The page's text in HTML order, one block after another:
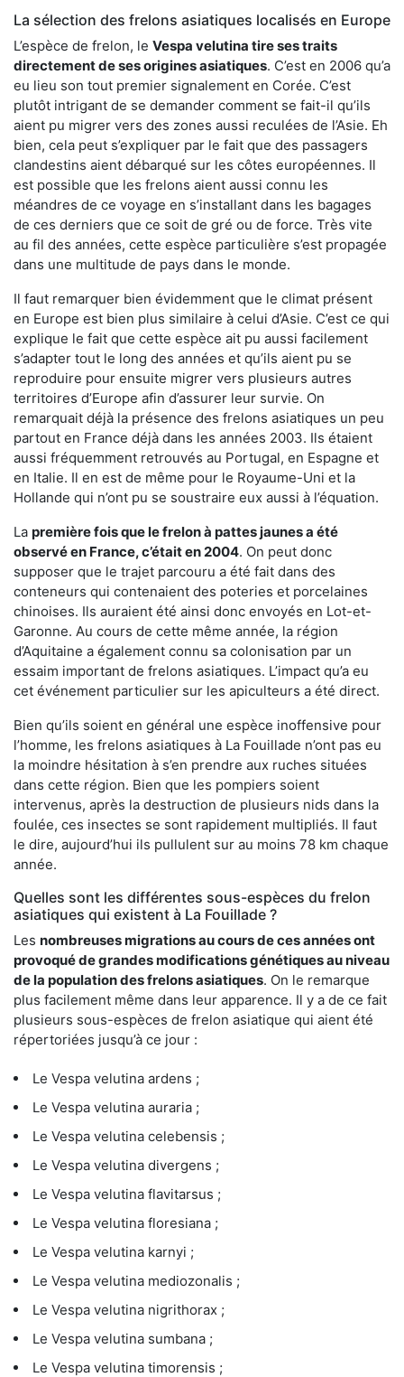
La sélection des frelons asiatiques localisés en Europe
L’espèce de frelon, le Vespa velutina tire ses traits
directement de ses origines asiatiques. C’est en 2006 qu’a
eu lieu son tout premier signalement en Corée. C’est
plutôt intrigant de se demander comment se fait-il qu’ils
aient pu migrer vers des zones aussi reculées de l’Asie. Eh
bien, cela peut s’expliquer par le fait que des passagers
clandestins aient débarqué sur les côtes européennes. Il
est possible que les frelons aient aussi connu les
méandres de ce voyage en s’installant dans les bagages
de ces derniers que ce soit de gré ou de force. Très vite
au fil des années, cette espèce particulière s’est propagée
dans une multitude de pays dans le monde.
Il faut remarquer bien évidemment que le climat présent
en Europe est bien plus similaire à celui d’Asie. C’est ce qui
explique le fait que cette espèce ait pu aussi facilement
s’adapter tout le long des années et qu’ils aient pu se
reproduire pour ensuite migrer vers plusieurs autres
territoires d’Europe afin d’assurer leur survie. On
remarquait déjà la présence des frelons asiatiques un peu
partout en France déjà dans les années 2003. Ils étaient
aussi fréquemment retrouvés au Portugal, en Espagne et
en Italie. Il en est de même pour le Royaume-Uni et la
Hollande qui n’ont pu se soustraire eux aussi à l’équation.
La première fois que le frelon à pattes jaunes a été
observé en France, c’était en 2004. On peut donc
supposer que le trajet parcouru a été fait dans des
conteneurs qui contenaient des poteries et porcelaines
chinoises. Ils auraient été ainsi donc envoyés en Lot-et-
Garonne. Au cours de cette même année, la région
d’Aquitaine a également connu sa colonisation par un
essaim important de frelons asiatiques. L’impact qu’a eu
cet événement particulier sur les apiculteurs a été direct.
Bien qu’ils soient en général une espèce inoffensive pour
l’homme, les frelons asiatiques à La Fouillade n’ont pas eu
la moindre hésitation à s’en prendre aux ruches situées
dans cette région. Bien que les pompiers soient
intervenus, après la destruction de plusieurs nids dans la
foulée, ces insectes se sont rapidement multipliés. Il faut
le dire, aujourd’hui ils pullulent sur au moins 78 km chaque
année.
Quelles sont les différentes sous-espèces du frelon
asiatiques qui existent à La Fouillade ?
Les nombreuses migrations au cours de ces années ont
provoqué de grandes modifications génétiques au niveau
de la population des frelons asiatiques. On le remarque
plus facilement même dans leur apparence. Il y a de ce fait
plusieurs sous-espèces de frelon asiatique qui aient été
répertoriées jusqu’à ce jour :
Le Vespa velutina ardens ;
Le Vespa velutina auraria ;
Le Vespa velutina celebensis ;
Le Vespa velutina divergens ;
Le Vespa velutina flavitarsus ;
Le Vespa velutina floresiana ;
Le Vespa velutina karnyi ;
Le Vespa velutina mediozonalis ;
Le Vespa velutina nigrithorax ;
Le Vespa velutina sumbana ;
Le Vespa velutina timorensis ;